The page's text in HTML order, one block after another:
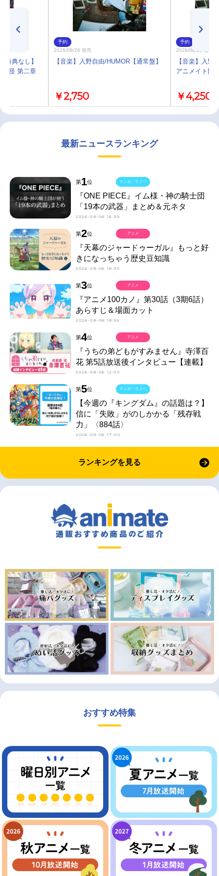
特典なし】
ノ怪 第二章
予約
2026/08/26 発売
【音楽】入野自由/HUMOR【通常盤】
￥2,750
予約
2026/08/26 発売
【音楽】入野
アニメイト限
￥4,250
最新ニュースランキング
第1位
『ONE PIECE』イム様・神の騎士団
「19本の武器」まとめ＆元ネタ
2026-08-06 16:30
マンガ・ラノベ
第2位
『天幕のジャードゥーガル』もっと好
きになっちゃう歴史豆知識
2026-08-06 18:30
アニメ
第3位
『アニメ100カノ』第30話（3期6話）
あらすじ＆場面カット
2026-08-06 18:55
アニメ
第4位
『うちの弟どもがすみません』寺澤百
花 第5話放送後インタビュー【連載】
2026-08-06 12:00
アニメ
第5位
【今週の『キングダム』の話題は？】
信に「失敗」がのしかかる「残存戦
力」〈884話〉
2026-08-06 17:00
マンガ・ラノベ
ランキングを見る
おすすめ特集